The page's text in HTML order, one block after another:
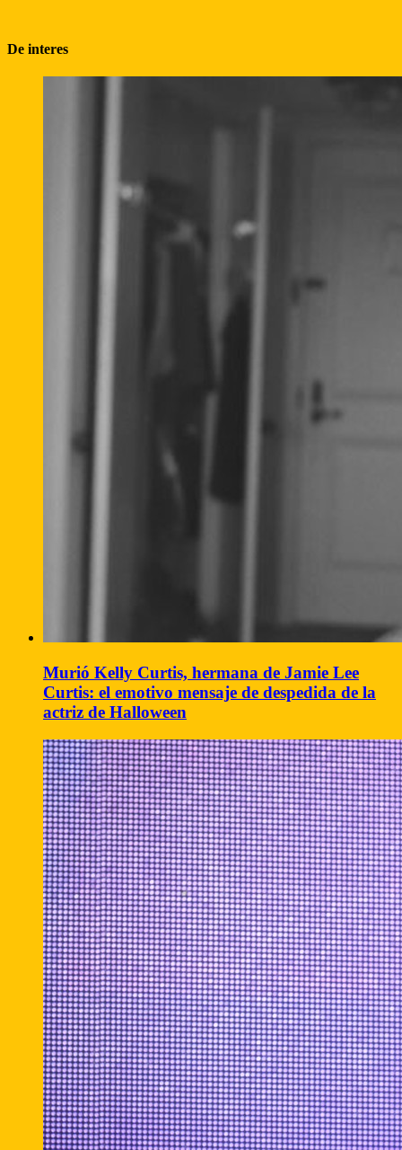
De interes
Murió Kelly Curtis, hermana de Jamie Lee
Curtis: el emotivo mensaje de despedida de la
actriz de Halloween